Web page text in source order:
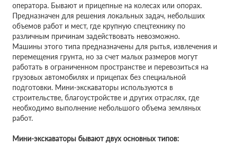
оператора. Бывают и прицепные на колесах или опорах.
Предназначен для решения локальных задач, небольших
объемов работ и мест, где крупную спецтехнику по
различным причинам задействовать невозможно.
Машины этого типа предназначены для рытья, извлечения и
перемещения грунта, но за счет малых размеров могут
работать в ограниченном пространстве и перевозиться на
грузовых автомобилях и прицепах без специальной
подготовки. Мини-экскаваторы используются в
строительстве, благоустройстве и других отраслях, где
необходимо выполнение небольшого объема земляных
работ.
Мини-экскаваторы бывают двух основных типов: